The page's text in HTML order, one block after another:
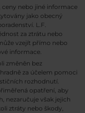
ceny nebo jiné informace
jako obecný
L.F.
za ztrátu nebo
vzejít přímo nebo
informace.
změněn bez
za účelem pomoci
rozhodnutí.
opatření, aby
nezaručuje však jejich
ztráty nebo škody,